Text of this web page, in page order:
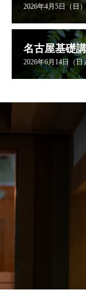
2026年4月5日（日）
名古屋基礎
2026年6月14日（日